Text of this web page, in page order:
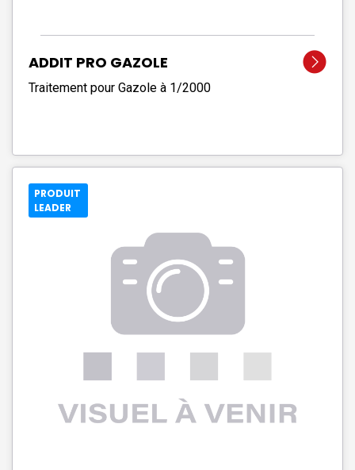
ADDIT PRO GAZOLE
Traitement pour Gazole à 1/2000
PRODUIT
LEADER